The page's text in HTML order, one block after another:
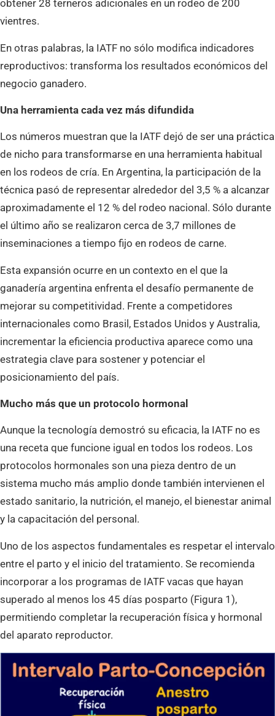
obtener 28 terneros adicionales en un rodeo de 200
vientres.
En otras palabras, la IATF no sólo modifica indicadores
reproductivos: transforma los resultados económicos del
negocio ganadero.
Una herramienta cada vez más difundida
Los números muestran que la IATF dejó de ser una práctica
de nicho para transformarse en una herramienta habitual
en los rodeos de cría. En Argentina, la participación de la
técnica pasó de representar alrededor del 3,5 % a alcanzar
aproximadamente el 12 % del rodeo nacional. Sólo durante
el último año se realizaron cerca de 3,7 millones de
inseminaciones a tiempo fijo en rodeos de carne.
Esta expansión ocurre en un contexto en el que la
ganadería argentina enfrenta el desafío permanente de
mejorar su competitividad. Frente a competidores
internacionales como Brasil, Estados Unidos y Australia,
incrementar la eficiencia productiva aparece como una
estrategia clave para sostener y potenciar el
posicionamiento del país.
Mucho más que un protocolo hormonal
Aunque la tecnología demostró su eficacia, la IATF no es
una receta que funcione igual en todos los rodeos. Los
protocolos hormonales son una pieza dentro de un
sistema mucho más amplio donde también intervienen el
estado sanitario, la nutrición, el manejo, el bienestar animal
y la capacitación del personal.
Uno de los aspectos fundamentales es respetar el intervalo
entre el parto y el inicio del tratamiento. Se recomienda
incorporar a los programas de IATF vacas que hayan
superado al menos los 45 días posparto (Figura 1),
permitiendo completar la recuperación física y hormonal
del aparato reproductor.